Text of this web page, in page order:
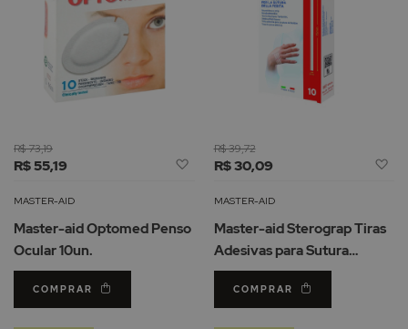
R$ 55,19
R$ 73,19
Adicionar
Lista
Desejos
MASTER-AID
Master-aid Optomed Penso
Ocular 10un.
COMPRAR
R$ 30,09
R$ 39,72
MASTER-AID
Master-aid Sterograp Tiras
Adesivas para Sutura
75x3mm 10un.
COMPRAR